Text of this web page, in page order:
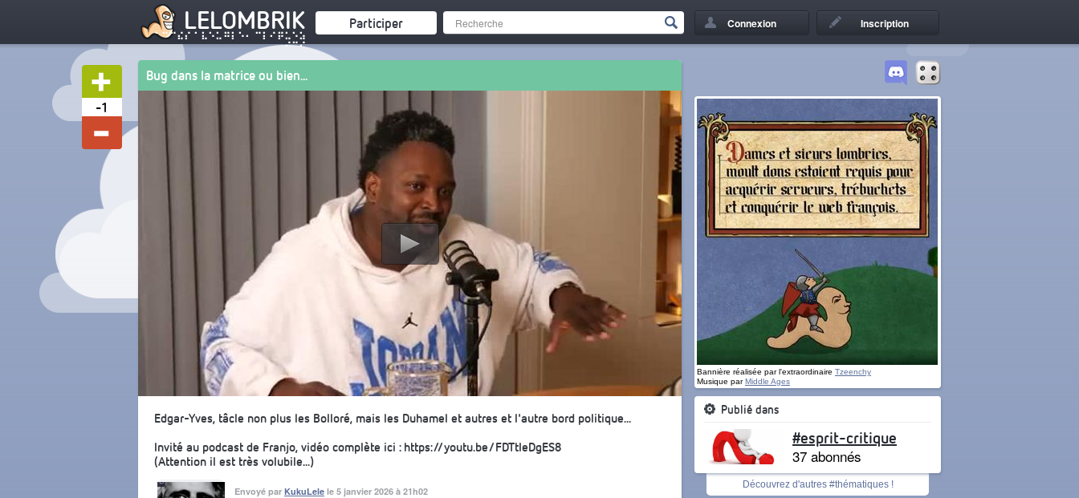
LELOMBRIK
⠁⠉⠉⠮⠎ ⠁⠧⠑⠥⠛⠇⠑⠂ ⠉⠇⠊⠟⠥⠑⠵
⠊⠉⠊
Participer Connexion Inscription
-1
Bug dans la matrice ou bien...
Edgar-Yves, tâcle non plus les Bolloré, mais les Duhamel et autres et l'autre bord politique...
Invité au podcast de Franjo, vidéo complète ici : https://youtu.be/FDTtIeDgES8
(Attention il est très volubile...)
Envoyé par KukuLele le 5 janvier 2026 à 21h02
Bannière réalisée par l'extraordinaire Tzeenchy
Musique parMiddle Ages
Publié dans
#esprit-critique
37 abonnés
Découvrez d'autres #thématiques !